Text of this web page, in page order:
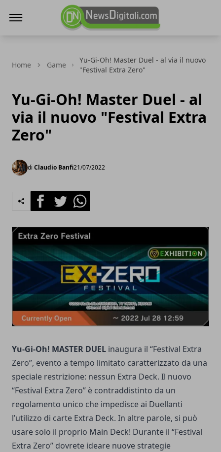
Home Game
Yu-Gi-Oh! Master Duel - al via il nuovo
"Festival Extra Zero"
Yu-Gi-Oh! Master Duel - al
via il nuovo "Festival Extra
Zero"
di Claudio Banfi21/07/2022
FacebookTwitterWhatsapp
Yu-Gi-Oh! MASTER DUEL inaugura il “Festival Extra
Zero”, evento a tempo limitato caratterizzato da una
speciale restrizione: nessun Extra Deck. Il nuovo
“Festival Extra Zero” è contraddistinto da un
regolamento unico che impedisce ai Duellanti
l’utilizzo di carte Extra Deck. In altre parole, si può
usare solo il proprio Main Deck! Durante il “Festival
Extra Zero” dovrete ideare nuove strategie